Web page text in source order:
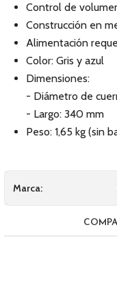
Control de
Construcción en
Alimentación
Color: Gris y azul
Dimensiones:
- Diámetro de
- Largo: 340 mm
Peso: 1,65 kg (sin
Marca: